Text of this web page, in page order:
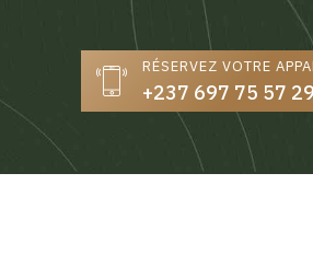
RÉSERVEZ VOTRE
+237 697 75 57 29